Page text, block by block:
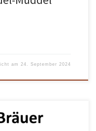
am24. September 2024